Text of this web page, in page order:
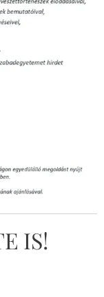
IS!